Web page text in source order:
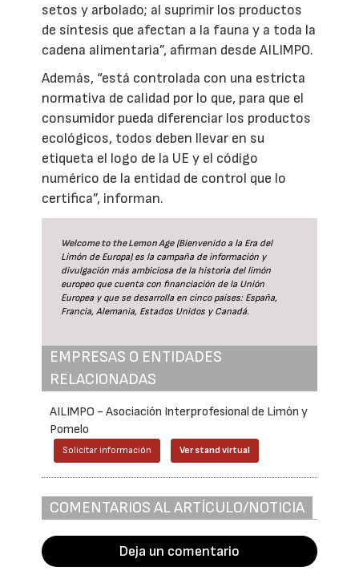
setos y arbolado; al suprimir los productos
de síntesis que afectan a la fauna y a toda la
cadena alimentaria”, afirman desde AILIMPO.
Además, “está controlada con una estricta
normativa de calidad por lo que, para que el
consumidor pueda diferenciar los productos
ecológicos, todos deben llevar en su
etiqueta el logo de la UE y el código
numérico de la entidad de control que lo
certifica”, informan.
Welcome to the Lemon Age(Bienvenido a la Era del
Limón de Europa) es la campaña de información y
divulgación más ambiciosa de la historia del limón
europeo que cuenta con financiación de la Unión
Europea y que se desarrolla en cinco países: España,
Francia, Alemania, Estados Unidos y Canadá.
EMPRESAS O ENTIDADES
RELACIONADAS
AILIMPO - Asociación Interprofesional de Limón y
Pomelo
Solicitar información Ver stand virtual
COMENTARIOS AL ARTÍCULO/NOTICIA
Deja un comentario